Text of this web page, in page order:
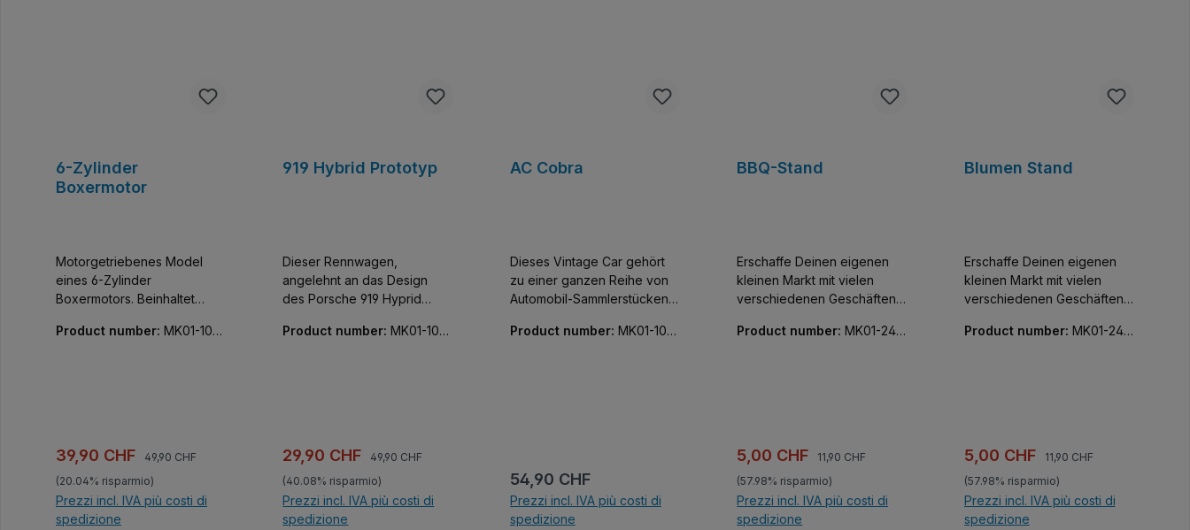
6-Zylinder
Boxermotor
Motorgetriebenes Model
eines 6-Zylinder
Boxermotors. Beinhaltet
Batteriebox.
Product number: MK01-1019
Prezzo di vendita:
39,90 CHF Prezzo normale:
49,90 CHF
(20.04% risparmio)
Prezzi incl. IVA più costi di
spedizione
919 Hybrid Prototyp
Dieser Rennwagen,
angelehnt an das Design
des Porsche 919 Hyprid
ganzen Reihe von
gute Qualität der
Bausteine.100% kompatibel
mit den Klemmbausteinen
des Marktführers.Gut
verständliche Bauanleitung
Product number:MK01-100
Prezzo di vendita:
29,90 CHF Prezzo normale:
49,90 CHF
(40.08% risparmio)
Prezzi incl. IVA più costi di
spedizione
AC Cobra
Dieses Vintage Car gehört
zu einer ganzen Reihe von
Automobil-Sammlerstücken
detailgetreuen Autos sehen
gebaute Modell AC Ace
weiter, nachdem er AC
vorgeschlagen hatte, einen
Product number: MK01-102
Prezzo normale:
54,90 CHF
Prezzi incl. IVA più costi di
spedizione
BBQ-Stand
Erschaffe Deinen eigenen
kleinen Markt mit vielen
verschiedenen Geschäften
eine feine Cervelat vom Grill.
Product number:MK01-240
Prezzo di vendita:
5,00 CHF Prezzo normale:
11,90 CHF
(57.98% risparmio)
Prezzi incl. IVA più costi di
spedizione
Blumen Stand
Erschaffe Deinen eigenen
kleinen Markt mit vielen
verschiedenen Geschäften
die Liebste. Enthält eine
Product number: MK01-240
Prezzo di vendita:
5,00 CHF Prezzo normale:
11,90 CHF
(57.98% risparmio)
Prezzi incl. IVA più costi di
spedizione